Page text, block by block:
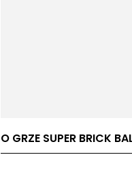
O GRZE SUPER BRICK